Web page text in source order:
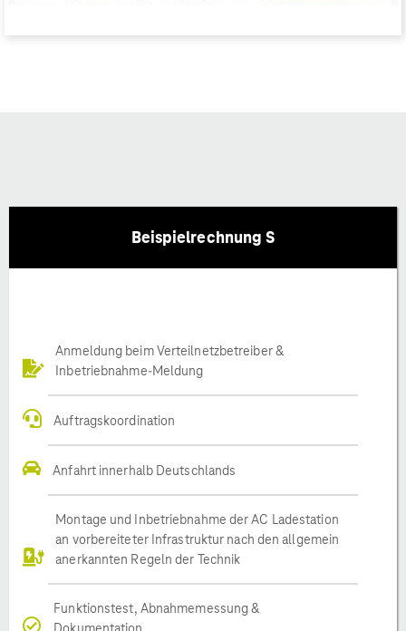
Beispielrechnung S
Anmeldung beim Verteilnetzbetreiber &
Inbetriebnahme-Meldung
Auftragskoordination
Anfahrt innerhalb Deutschlands
Montage und Inbetriebnahme der AC Ladestation
an vorbereiteter Infrastruktur nach den allgemein
anerkannten Regeln der Technik
Funktionstest, Abnahmemessung &